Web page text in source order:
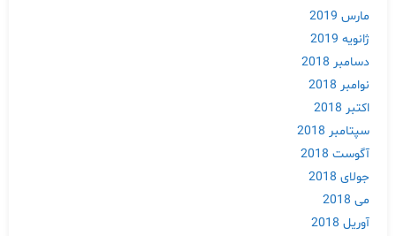
مارس 2019
ژانویه 2019
دسامبر 2018
نوامبر 2018
اکتبر 2018
سپتامبر 2018
آگوست 2018
جولای 2018
می 2018
آوریل 2018